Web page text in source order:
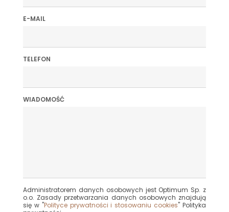
E-MAIL
TELEFON
WIADOMOŚĆ
Administratorem danych osobowych jest Optimum Sp. z
o.o. Zasady przetwarzania danych osobowych znajdują
się w "Polityce prywatności i stosowaniu cookies" Polityka